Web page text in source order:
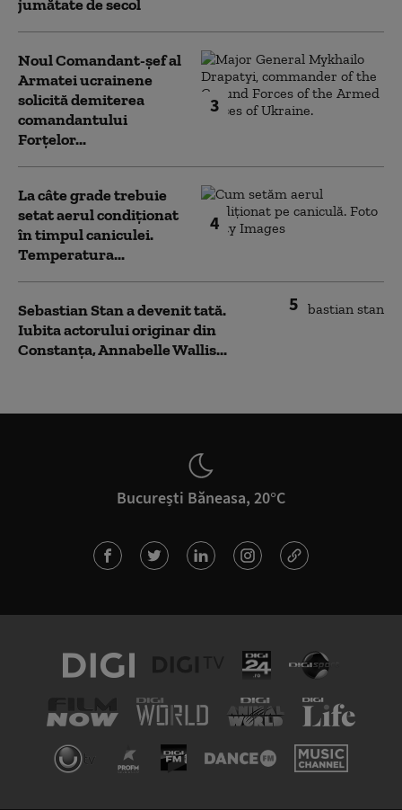
jumătate de secol
3
Noul Comandant-șef al
Armatei ucrainene
solicită demiterea
comandantului
Forțelor...
4
La câte grade trebuie
setat aerul condiționat
în timpul caniculei.
Temperatura...
5
Sebastian Stan a devenit tată.
Iubita actorului originar din
Constanța, Annabelle Wallis...
București Băneasa, 20°C